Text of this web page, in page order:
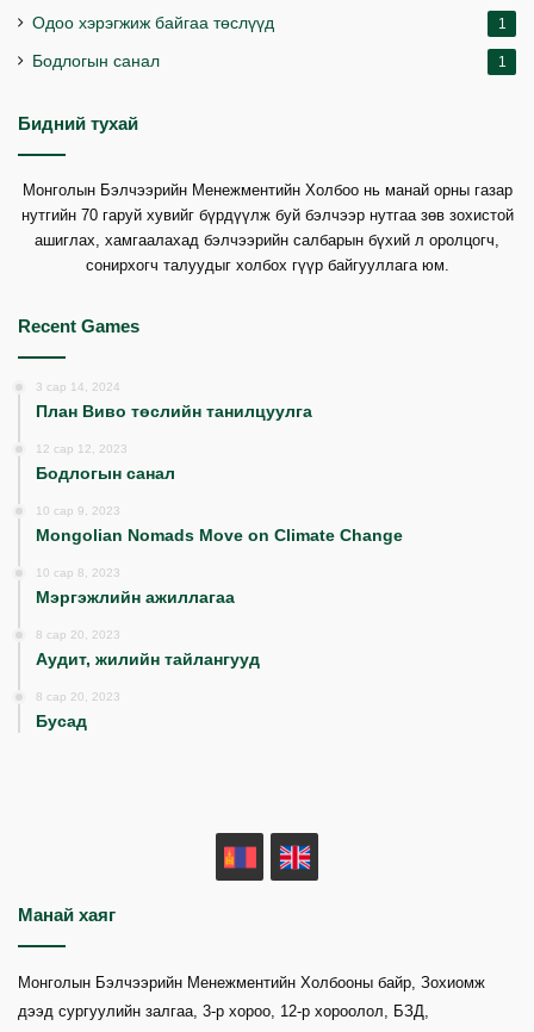
Одоо хэрэгжиж байгаа төслүүд 1
Бодлогын санал 1
Бидний тухай
Монголын Бэлчээрийн Менежментийн Холбоо нь манай орны газар
нутгийн 70 гаруй хувийг бүрдүүлж буй бэлчээр нутгаа зөв зохистой
ашиглах, хамгаалахад бэлчээрийн салбарын бүхий л оролцогч,
сонирхогч талуудыг холбох гүүр байгууллага юм.
Recent Games
3 сар 14, 2024
План Виво төслийн танилцуулга
12 сар 12, 2023
Бодлогын санал
10 сар 9, 2023
Mongolian Nomads Move on Climate Change
10 сар 8, 2023
Мэргэжлийн ажиллагаа
8 сар 20, 2023
Аудит, жилийн тайлангууд
8 сар 20, 2023
Бусад
MN
Манай хаяг
Монголын Бэлчээрийн Менежментийн Холбооны байр, Зохиомж
дээд сургуулийн залгаа, 3-р хороо, 12-р хороолол, БЗД,